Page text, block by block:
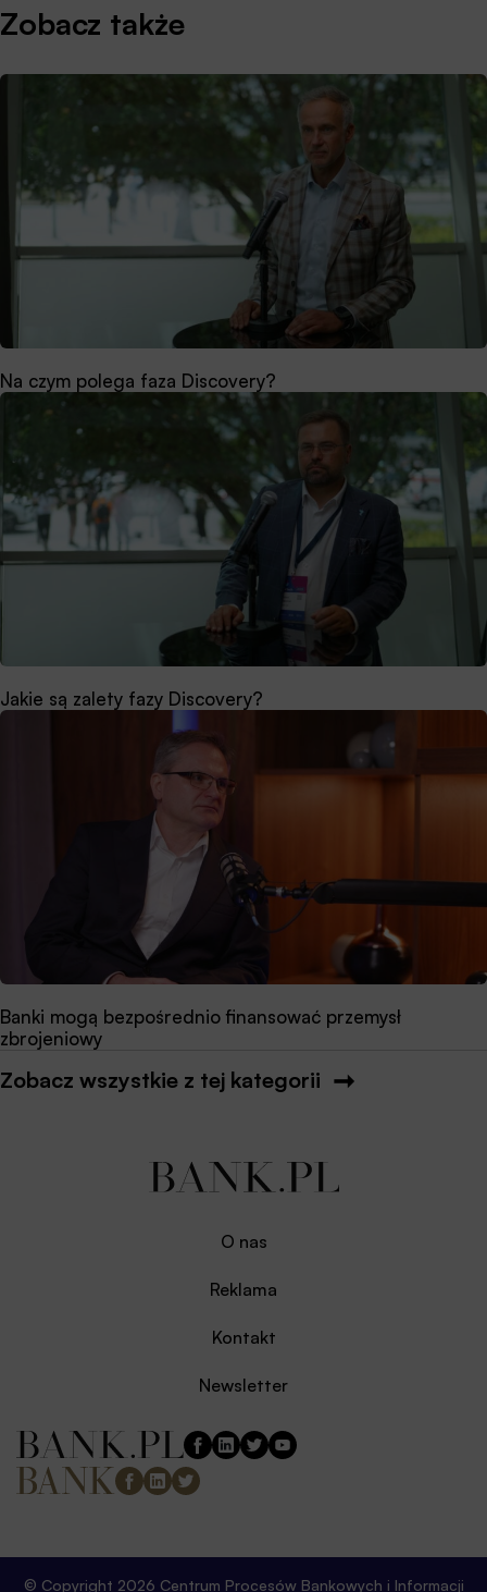
Zobacz także
Na czym polega faza Discovery?
Jakie są zalety fazy Discovery?
Banki mogą bezpośrednio finansować przemysł
zbrojeniowy
Zobacz wszystkie z tej kategorii
O nas
Reklama
Kontakt
Newsletter
© Copyright 2026 Centrum Procesów Bankowych i Informacji